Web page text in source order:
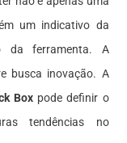
um indicativo da
da ferramenta. A
busca inovação. A
Box pode definir o
tendências no